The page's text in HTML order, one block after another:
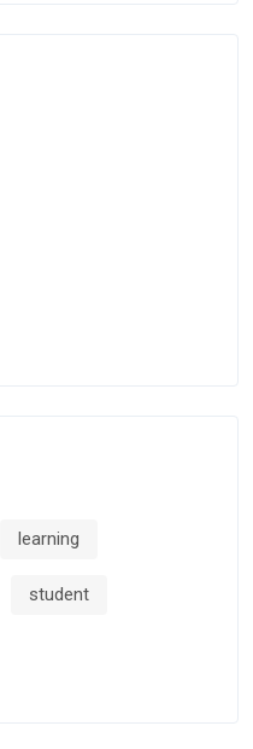
learning
student